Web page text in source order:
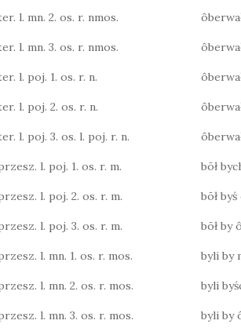
l. mn. 2. os. r. nmos.
l. mn. 3. os. r. nmos.
l. poj. 1. os. r. n.
l. poj. 2. os. r. n.
l. poj. 3. os. l. poj. r. n.
l. poj. 1. os. r. m. bōł
l. poj. 2. os. r. m. bōł
l. poj. 3. os. r. m. bōł by
l. mn. 1. os. r. mos. byli by
l. mn. 2. os. r. mos. byli
l. mn. 3. os. r. mos. byli by